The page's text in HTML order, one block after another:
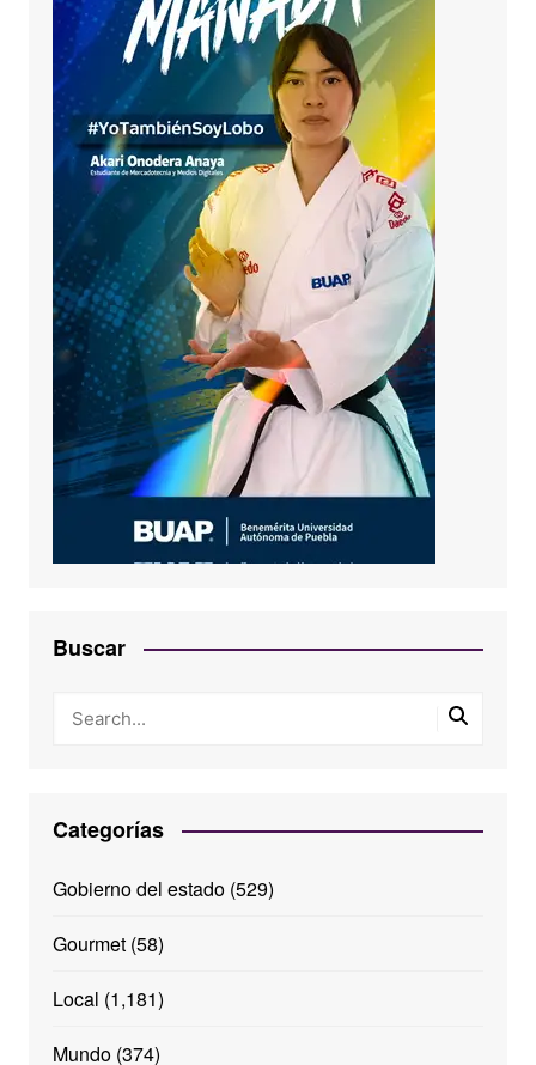
Buscar
Categorías
Gobierno del estado(529)
Gourmet(58)
Local (1,181)
Mundo(374)